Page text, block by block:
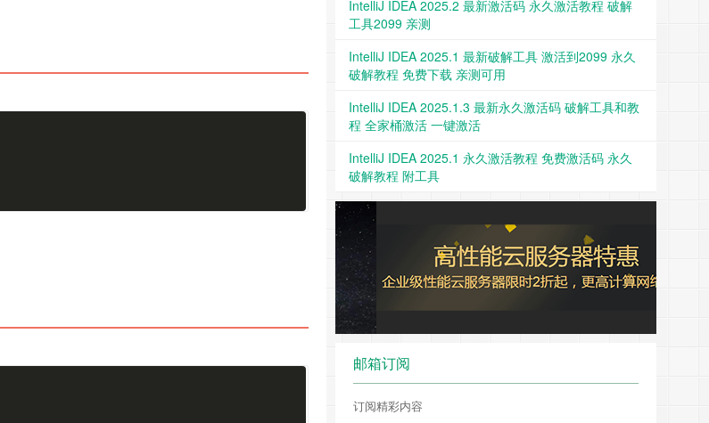
IntelliJ IDEA 2025.2 最新激活码 永久激活教程 破解
工具2099 亲测
IntelliJ IDEA 2025.1 最新破解工具 激活到2099 永久
破解教程 免费下载 亲测可用
IntelliJ IDEA 2025.1.3 最新永久激活码 破解工具和教
程 全家桶激活 一键激活
IntelliJ IDEA 2025.1 永久激活教程 免费激活码 永久
破解教程 附工具
邮箱订阅
订阅精彩内容